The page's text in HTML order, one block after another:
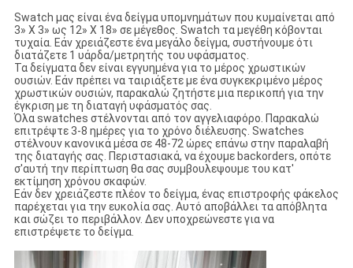
Swatch μας είναι ένα δείγμα υπομνημάτων που κυμαίνεται από
3» Χ 3» ως 12» Χ 18» σε μέγεθος. Swatch τα μεγέθη κόβονται
τυχαία. Εάν χρειάζεστε ένα μεγάλο δείγμα, συστήνουμε ότι
διατάζετε 1 υάρδα/μετρητής του υφάσματος.
Τα δείγματα δεν είναι εγγυημένα για το μέρος χρωστικών
ουσιών. Εάν πρέπει να ταιριάξετε με ένα συγκεκριμένο μέρος
χρωστικών ουσιών, παρακαλώ ζητήστε μια περικοπή για την
έγκριση με τη διαταγή υφάσματός σας.
Όλα swatches στέλνονται από τον αγγελιαφόρο. Παρακαλώ
επιτρέψτε 3-8 ημέρες για το χρόνο διέλευσης. Swatches
στέλνουν κανονικά μέσα σε 48-72 ώρες επάνω στην παραλαβή
της διαταγής σας. Περιστασιακά, να έχουμε backorders, οπότε
σ'αυτή την περίπτωση θα σας συμβουλεψουμε του κατ'
εκτίμηση χρόνου σκαφών.
Εάν δεν χρειάζεστε πλέον το δείγμα, ένας επιστροφής φάκελος
παρέχεται για την ευκολία σας. Αυτό αποβάλλει τα απόβλητα
και σώζει το περιβάλλον. Δεν υποχρεώνεστε για να
επιστρέψετε το δείγμα.